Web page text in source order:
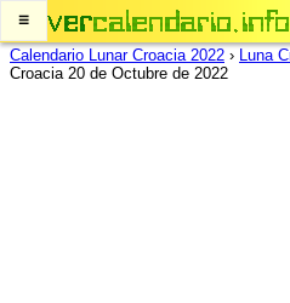
≡
Calendario Lunar Croacia 2022 › Luna
Croacia 20 de Octubre de 2022